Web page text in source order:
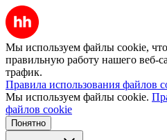
Мы используем файлы cookie,
правильную работу нашего веб-
трафик.
Правила использования файлов
Мы используем файлы cookie.
файлов cookie
Понятно